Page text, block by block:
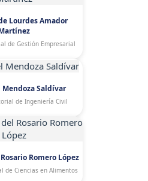
Lourdes Amador
de Gestión Empresarial
Mendoza Saldívar
de Ingeniería Civil
Romero López
de Ciencias en Alimentos